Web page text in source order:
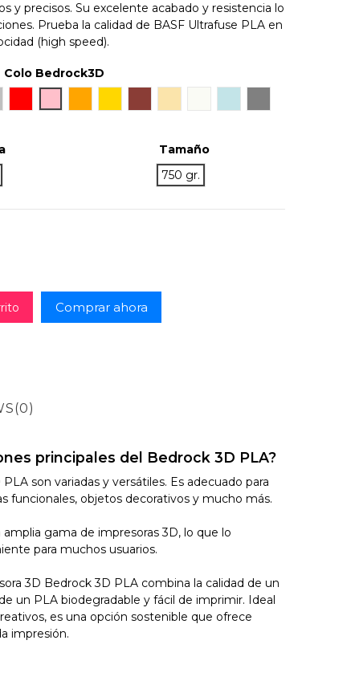
y precisos. Su excelente acabado y resistencia lo
Prueba la calidad de BASF Ultrafuse PLA en
(high speed).
Colo Bedrock3D
Tamaño
750 gr.
Comprar ahora
(0)
principales del Bedrock 3D PLA?
son variadas y versátiles. Es adecuado para
funcionales, objetos decorativos y mucho más.
gama de impresoras 3D, lo que lo
para muchos usuarios.
3D Bedrock 3D PLA combina la calidad de un
un PLA biodegradable y fácil de imprimir. Ideal
es una opción sostenible que ofrece
impresión.